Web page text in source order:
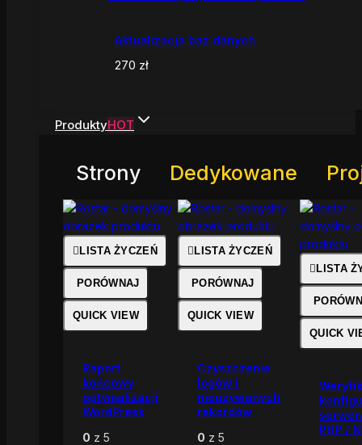
Aktualizacja baz danych
270 zł
ProduktyHOT
Strony Dedykowane
LISTA ŻYCZEŃ
PORÓWNAJ
QUICK VIEW
Raport
końcowy
optymalizacji
WordPress
0 z 5
LISTA ŻYCZEŃ
PORÓWNAJ
QUICK VIEW
Czyszczenie
logów i
nieużywanych
rekordów
0 z 5
LISTA
QUICK
PHP /